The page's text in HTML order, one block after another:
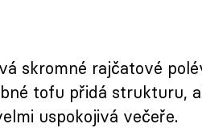
skromné rajčatové
tofu přidá strukturu,
uspokojivá večeře.